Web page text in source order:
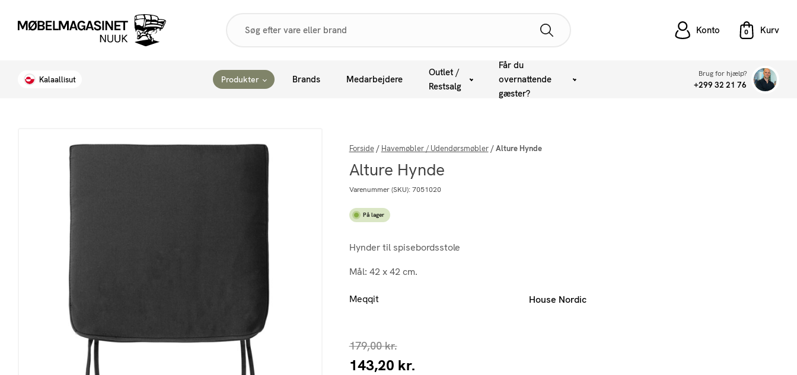
search
Konto
Kalaallisut Produkter Brands Medarbejdere
Outlet /
Restsalg
Får du
overnattende
gæster?
Brug for hjælp?
+299 32 21 76
Forside/ Havemøbler / Udendørsmøbler/Alture Hynde
Alture Hynde
Varenummer (SKU): 7051020
På lager
Hynder til spisebordsstole
Mål: 42 x 42 cm.
Meqqit House Nordic
179,00kr.
143,20 kr.